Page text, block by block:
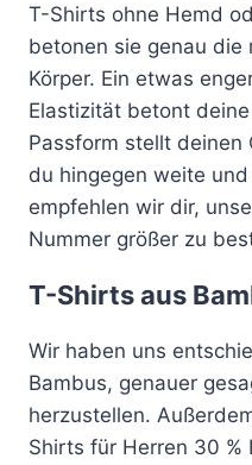
T-Shirts ohne Hemd
betonen sie genau die
Körper. Ein etwas
Elastizität betont
Passform stellt deinen
du hingegen weite
empfehlen wir dir,
Nummer größer zu
T-Shirts aus
Wir haben uns
Bambus, genauer
herzustellen.
Shirts für Herren 30 %